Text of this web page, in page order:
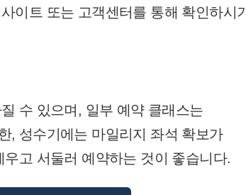
이트 또는 고객센터를 통해 확인하시기
수 있으며, 일부 예약 클래스는
, 성수기에는 마일리지 좌석 확보가
고 서둘러 예약하는 것이 좋습니다.